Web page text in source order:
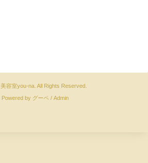
美容室you-na . All Rights Reserved.
Powered by グーペ/ Admin